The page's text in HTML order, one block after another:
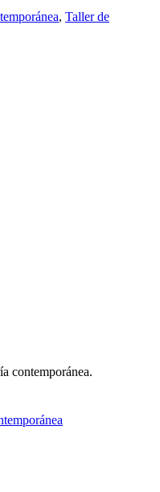
, Taller de
contemporánea.